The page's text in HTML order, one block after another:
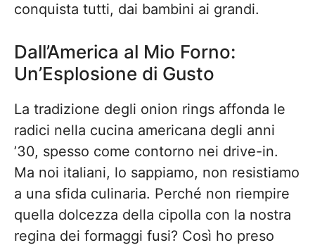
conquista tutti, dai bambini ai grandi.
Dall’America al Mio Forno:
Un’Esplosione di Gusto
La tradizione degli onion rings affonda le
radici nella cucina americana degli anni
’30, spesso come contorno nei drive-in.
Ma noi italiani, lo sappiamo, non resistiamo
a una sfida culinaria. Perché non riempire
quella dolcezza della cipolla con la nostra
regina dei formaggi fusi? Così ho preso